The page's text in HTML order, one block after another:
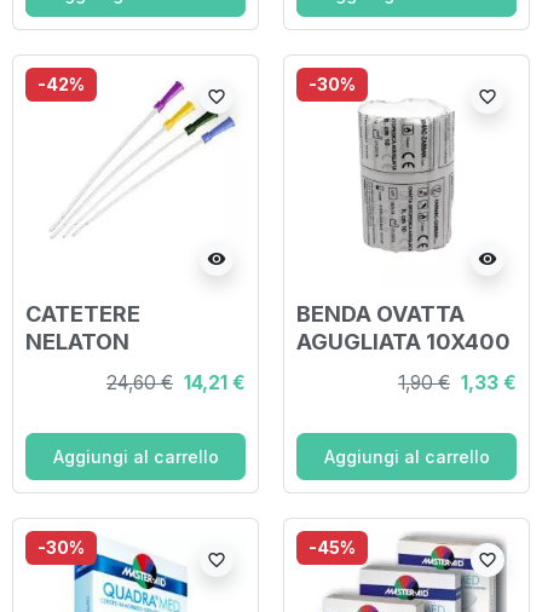
-42%
visibility
favorite_border
CATETERE
NELATON
FEMMINILE CH8 30
24,60 € 14,21 €
Aggiungi al carrello
-30%
visibility
favorite_border
BENDA OVATTA
AGUGLIATA 10X400
CM 1 PEZZO
1,90 € 1,33 €
Aggiungi al carrello
-30%
favorite_border
-45%
favorite_border